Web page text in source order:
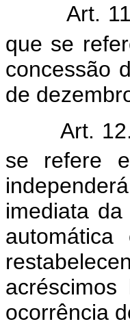
Art.
que se
concessão
de
Art.
se refere
imediata
ocorrência